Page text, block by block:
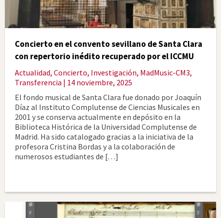
Concierto en el convento sevillano de Santa Clara
con repertorio inédito recuperado por el ICCMU
Actualidad, Concierto, Investigación, MadMusic-CM3,
Transferencia | 14 noviembre, 2025
El fondo musical de Santa Clara fue donado por Joaquín
Díaz al Instituto Complutense de Ciencias Musicales en
2001 y se conserva actualmente en depósito en la
Biblioteca Histórica de la Universidad Complutense de
Madrid. Ha sido catalogado gracias a la iniciativa de la
profesora Cristina Bordas y a la colaboración de
numerosos estudiantes de […]